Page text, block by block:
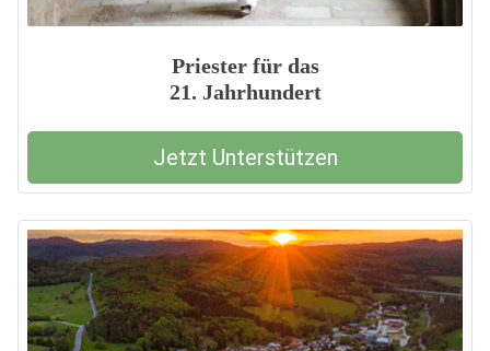
Priester für das
21. Jahrhundert
Jetzt Unterstützen